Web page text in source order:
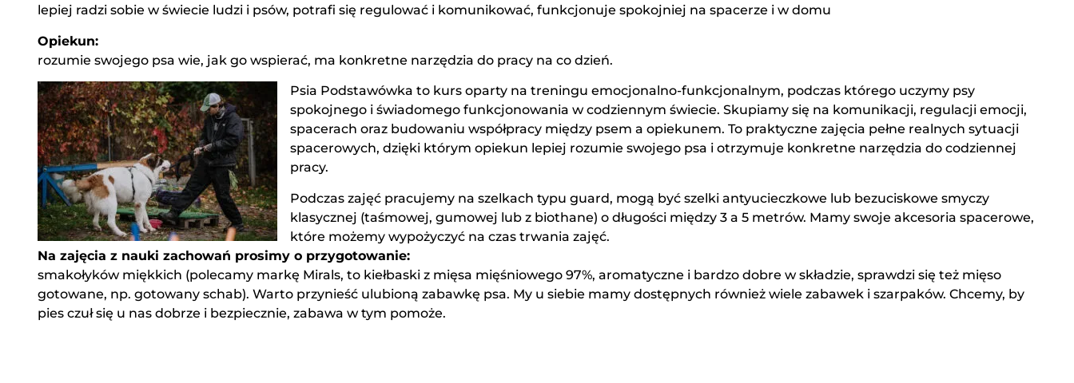
lepiej radzi sobie w świecie ludzi i psów, potrafi się regulować i komunikować, funkcjonuje spokojniej na spacerze i w domu
Opiekun:
rozumie swojego psa wie, jak go wspierać, ma konkretne narzędzia do pracy na co dzień.
Psia Podstawówka to kurs oparty na treningu emocjonalno-funkcjonalnym, podczas którego uczymy psy
spokojnego i świadomego funkcjonowania w codziennym świecie. Skupiamy się na komunikacji, regulacji emocji,
spacerach oraz budowaniu współpracy między psem a opiekunem. To praktyczne zajęcia pełne realnych sytuacji
spacerowych, dzięki którym opiekun lepiej rozumie swojego psa i otrzymuje konkretne narzędzia do codziennej
pracy.
Podczas zajęć pracujemy na szelkach typu guard, mogą być szelki antyucieczkowe lub bezuciskowe smyczy
klasycznej (taśmowej, gumowej lub z biothane) o długości między 3 a 5 metrów. Mamy swoje akcesoria spacerowe,
które możemy wypożyczyć na czas trwania zajęć.
Na zajęcia z nauki zachowań prosimy o przygotowanie:
smakołyków miękkich (polecamy markę Mirals, to kiełbaski z mięsa mięśniowego 97%, aromatyczne i bardzo dobre w składzie, sprawdzi się też mięso
gotowane, np. gotowany schab). Warto przynieść ulubioną zabawkę psa. My u siebie mamy dostępnych również wiele zabawek i szarpaków. Chcemy, by
pies czuł się u nas dobrze i bezpiecznie, zabawa w tym pomoże.